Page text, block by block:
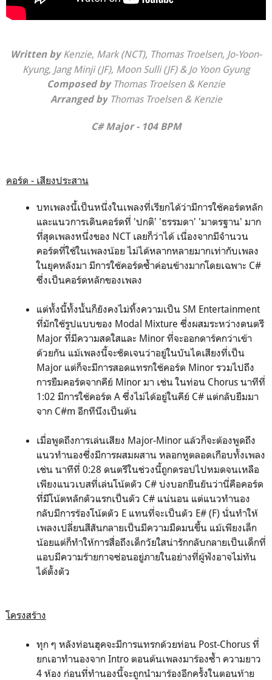
Written by Kenzie, Mark (NCT), Thomas Troelsen, Jo-Yoon-
Kyung, Jang Minji (JF), Moon Sulli (JF) & Jo Yoon Gyung
Composed by Thomas Troelsen& Kenzie
Arranged by Thomas Troelsen& Kenzie
C# Major - 104 BPM
คอร์ด - เสียงประสาน
บทเพลงนี้เป็นหนึ่งในเพลงที่เรียกได้ว่ามีการใช้คอร์ดหลัก
และแนวการเดินคอร์ดที่ 'ปกติ' 'ธรรมดา' 'มาตรฐาน' มาก
ที่สุดเพลงหนึ่งของ NCT เลยก็ว่าได้ เนื่องจากมีจำนวน
คอร์ดที่ใช้ในเพลงน้อย ไม่ได้หลากหลายมากเท่ากับเพลง
ในยุคหลังมา มีการใช้คอร์ดซ้ำค่อนข้างมากโดยเฉพาะ C#
ซึ่งเป็นคอร์ดหลักของเพลง
แต่ทั้งนี้ทั้งนั้นก็ยังคงไม่ทิ้งความเป็น SM Entertainment
ที่มักใช้รูปแบบของ Modal Mixture ซึ่งผสมระหว่างดนตรี
Major ที่มีความสดใสและ Minor ที่จะออกดาร์คกว่าเข้า
ด้วยกัน แม้เพลงนี้จะชัดเจนว่าอยู่ในบันไดเสียงที่เป็น
Major แต่ก็จะมีการสอดแทรกใช้คอร์ด Minor รวมไปถึง
การยืมคอร์ดจากคีย์ Minor มา เช่น ในท่อน Chorus นาทีที่
1:02 มีการใช้คอร์ด A ซึ่งไม่ได้อยู่ในคีย์ C# แต่กลับยืมมา
จาก C#m อีกทีนึงเป็นต้น
เมื่อพูดถึงการเล่นเสียง Major-Minor แล้วก็จะต้องพูดถึง
แนวทำนองซึ่งมีการผสมผสาน หลอกหูตลอดเกือบทั้งเพลง
เช่น นาทีที่ 0:28 ดนตรีในช่วงนี้ถูกดรอปไปหมดจนเหลือ
เพียงแนวเบสที่เล่นโน้ตตัว C# บ่งบอกยืนยันว่านี่คือคอร์ด
ที่มีโน้ตหลักตัวแรกเป็นตัว C# แน่นอน แต่แนวทำนอง
กลับมีการร้องโน้ตตัว E แทนที่จะเป็นตัว E# (F) นั่นทำให้
เพลงเปลี่ยนสีสันกลายเป็นมีความมืดมนขึ้น แม้เพียงเล็ก
น้อยแต่ก็ทำให้การสื่อถึงเด็กวัยใสน่ารักกลับกลายเป็นเด็กที่
แอบมีความร้ายกาจซ่อนอยู่ภายในอย่างที่ผู้ฟังอาจไม่ทัน
ได้ตั้งตัว
โครงสร้าง
ทุก ๆ หลังท่อนฮุคจะมีการแทรกด้วยท่อน Post-Chorus ที่
ยกเอาทำนองจาก Intro ตอนต้นเพลงมาร้องซ้ำ ความยาว
4 ห้อง ก่อนที่ทำนองนี้จะถูกนำมาร้องอีกครั้งในตอนท้าย